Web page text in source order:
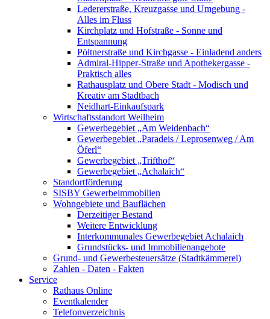
Ledererstraße, Kreuzgasse und Umgebung -
Alles im Fluss
Kirchplatz und Hofstraße - Sonne und
Entspannung
Pöltnerstraße und Kirchgasse - Einladend anders
Admiral-Hipper-Straße und Apothekergasse -
Praktisch alles
Rathausplatz und Obere Stadt - Modisch und
Kreativ am Stadtbach
Neidhart-Einkaufspark
Wirtschaftsstandort Weilheim
Gewerbegebiet „Am Weidenbach“
Gewerbegebiet „Paradeis / Leprosenweg / Am
Öferl“
Gewerbegebiet „Trifthof“
Gewerbegebiet „Achalaich“
Standortförderung
SISBY Gewerbeimmobilien
Wohngebiete und Bauflächen
Derzeitiger Bestand
Weitere Entwicklung
Interkommunales Gewerbegebiet Achalaich
Grundstücks- und Immobilienangebote
Grund- und Gewerbesteuersätze (Stadtkämmerei)
Zahlen - Daten - Fakten
Service
Rathaus Online
Eventkalender
Telefonverzeichnis